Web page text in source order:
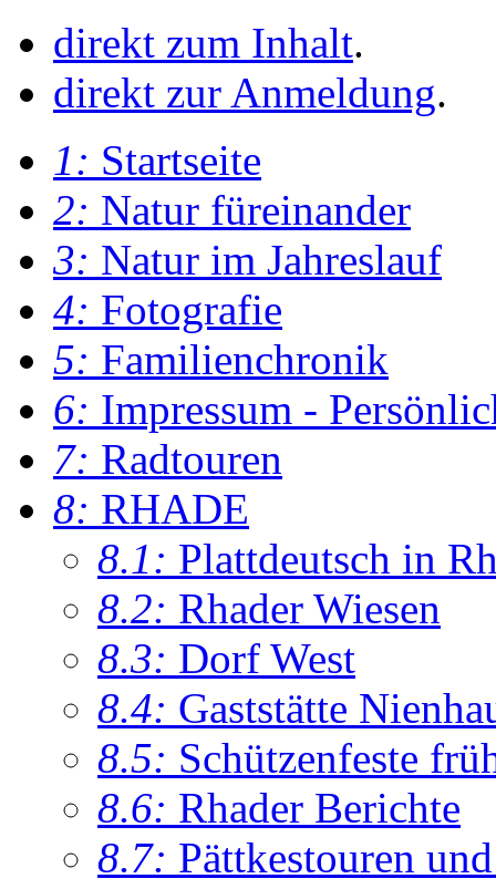
direkt zum Inhalt.
direkt zur Anmeldung.
1: Startseite
2: Natur füreinander
3: Natur im Jahreslauf
4: Fotografie
5: Familienchronik
6: Impressum -
7: Radtouren
8: RHADE
8.1: Plattdeutsch in
8.2: Rhader Wiesen
8.3: Dorf West
8.4: Gaststätte
8.5: Schützenfeste
8.6: Rhader Berichte
8.7: Pättkestouren